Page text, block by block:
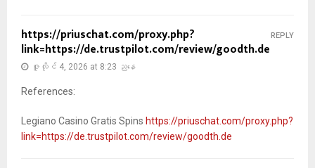
https://priuschat.com/proxy.php?
link=https://de.trustpilot.com/review/goodth.de
ဇူလိုင် 4, 2026 at 8:23 ညနေ
References:
Legiano Casino Gratis Spins https://priuschat.com/proxy.php?
link=https://de.trustpilot.com/review/goodth.de
REPLY